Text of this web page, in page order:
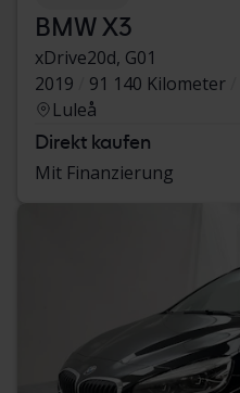
BMW X3
xDrive20d, G01
2019
91 140 Kilometer
Luleå
Direkt kaufen
Mit Finanzierung